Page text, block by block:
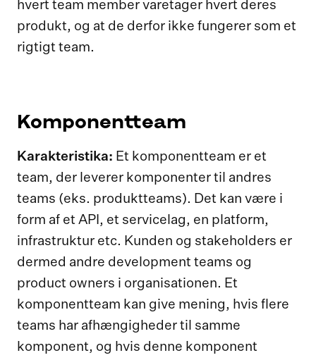
hvert team member varetager hvert deres
produkt, og at de derfor ikke fungerer som et
rigtigt team.
Komponentteam
Karakteristika: Et komponentteam er et
team, der leverer komponenter til andres
teams (eks. produktteams). Det kan være i
form af et API, et servicelag, en platform,
infrastruktur etc. Kunden og stakeholders er
dermed andre development teams og
product owners i organisationen. Et
komponentteam kan give mening, hvis flere
teams har afhængigheder til samme
komponent, og hvis denne komponent